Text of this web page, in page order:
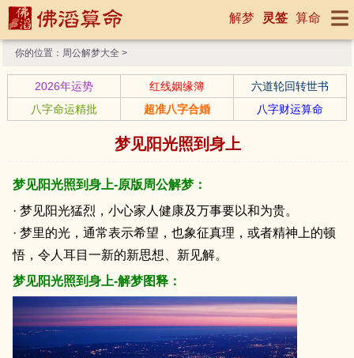
解梦 灵签 算命
你的位置： 周公解梦大全 >
2026年运势 红线姻缘簿
六道轮回转世书
八字命运精批
超准八字合婚 八字财运算命
梦见阳光照到身上
梦见阳光照到身上-原版周公解梦：
· 梦见阳光猛烈，小心家人健康及万事要以和为贵。
· 梦里的光，通常表示希望，也象征真理，或者精神上的顿
悟，令人耳目一新的新思想、新见解。
梦见阳光照到身上-解梦图释：